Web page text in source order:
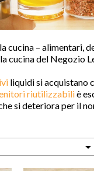
cucina – alimentari,
cucina del Negozio
liquidisi acquistano
riutilizzabiliè
si deteriora per il n
